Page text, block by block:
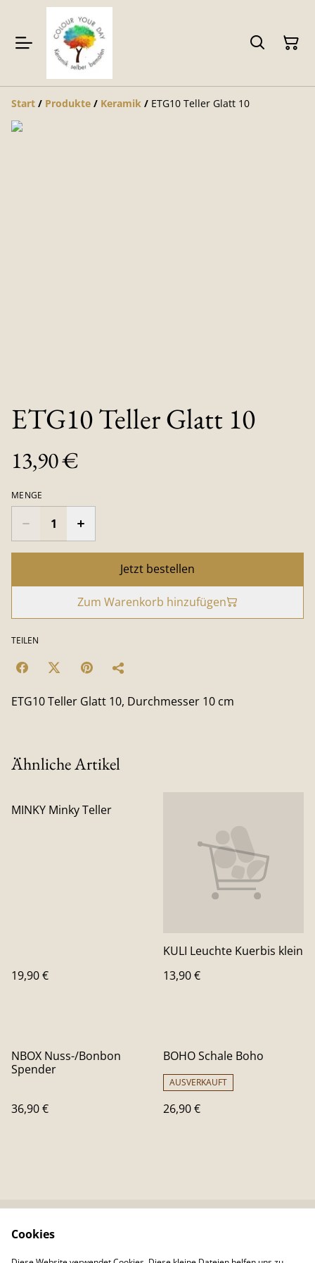
Start / Produkte / Keramik / ETG10 Teller Glatt 10
ETG10 Teller Glatt 10
13,90 €
MENGE
Jetzt bestellen
Zum Warenkorb hinzufügen
TEILEN
ETG10 Teller Glatt 10, Durchmesser 10 cm
Ähnliche Artikel
MINKY Minky Teller
19,90 €
KULI Leuchte Kuerbis klein
13,90 €
NBOX Nuss-/Bonbon
Spender
36,90 €
BOHO Schale Boho
AUSVERKAUFT
26,90 €
Kontaktieren Sie uns
Cookies